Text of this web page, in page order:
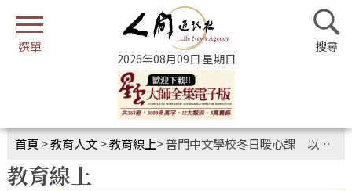
2026年08月09日 星期日
首頁 >教育人文>教育線上>普門中文學校冬日暖心課 以行動實踐感恩教育
教育線上